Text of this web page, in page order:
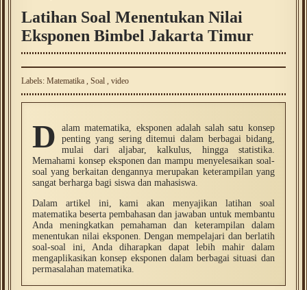
Latihan Soal Menentukan Nilai
Eksponen Bimbel Jakarta Timur
Labels: Matematika , Soal , video
D
alam matematika, eksponen adalah salah satu konsep
penting yang sering ditemui dalam berbagai bidang,
mulai dari aljabar, kalkulus, hingga statistika.
Memahami konsep eksponen dan mampu menyelesaikan soal-
soal yang berkaitan dengannya merupakan keterampilan yang
sangat berharga bagi siswa dan mahasiswa.
Dalam artikel ini, kami akan menyajikan latihan soal
matematika beserta pembahasan dan jawaban untuk membantu
Anda meningkatkan pemahaman dan keterampilan dalam
menentukan nilai eksponen. Dengan mempelajari dan berlatih
soal-soal ini, Anda diharapkan dapat lebih mahir dalam
mengaplikasikan konsep eksponen dalam berbagai situasi dan
permasalahan matematika.